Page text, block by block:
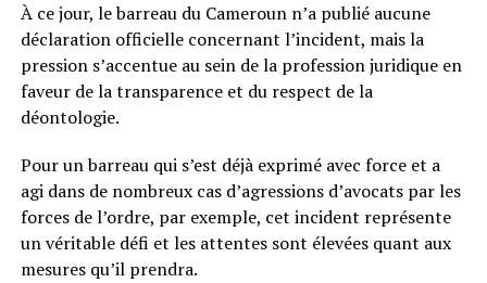
À ce jour, le barreau du Cameroun n’a publié aucune
déclaration officielle concernant l’incident, mais la
pression s’accentue au sein de la profession juridique en
faveur de la transparence et du respect de la
déontologie.
Pour un barreau qui s’est déjà exprimé avec force et a
agi dans de nombreux cas d’agressions d’avocats par les
forces de l’ordre, par exemple, cet incident représente
un véritable défi et les attentes sont élevées quant aux
mesures qu’il prendra.